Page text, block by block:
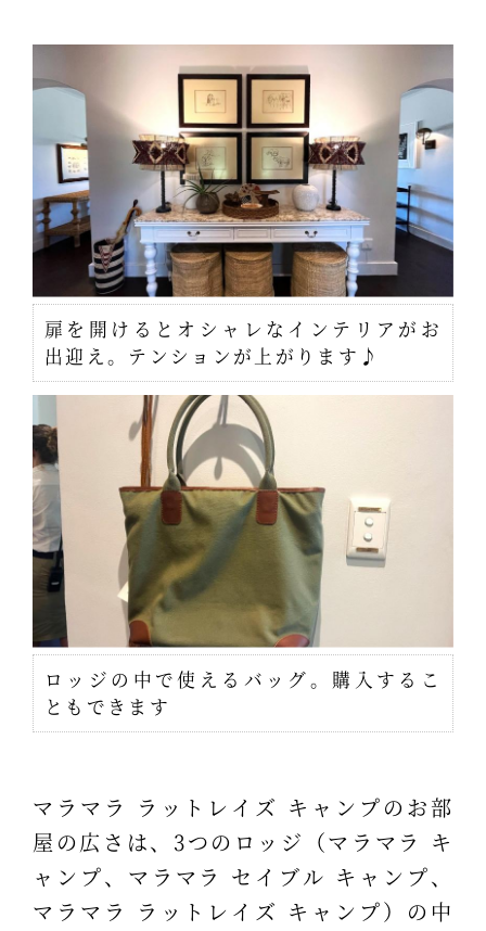
扉を開けるとオシャレなインテリアがお
出迎え。テンションが上がります♪
ロッジの中で使えるバッグ。購入するこ
ともできます
マラマラ ラットレイズ キャンプのお部
屋の広さは、3つのロッジ（マラマラ キ
ャンプ、マラマラ セイブル キャンプ、
マラマラ ラットレイズ キャンプ）の中